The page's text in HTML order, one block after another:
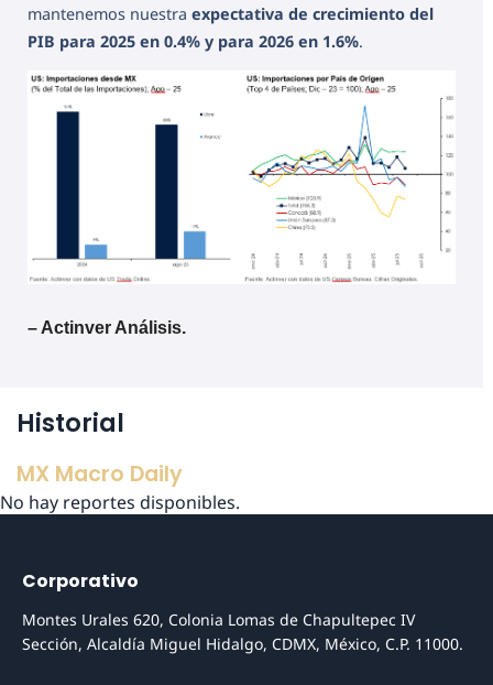
mantenemos nuestra expectativa de crecimiento del
PIB para 2025 en 0.4% y para 2026 en 1.6%.
– Actinver Análisis.
Historial
MX Macro Daily
No hay reportes disponibles.
Corporativo
Montes Urales 620, Colonia Lomas de Chapultepec IV
Sección, Alcaldía Miguel Hidalgo, CDMX, México, C.P. 11000.